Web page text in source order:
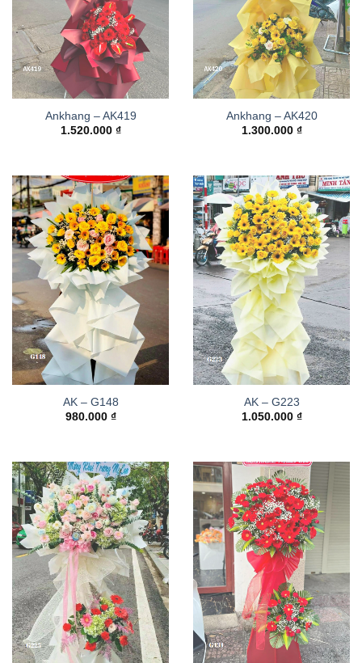
Ankhang – AK419
1.520.000 ₫
Ankhang – AK420
1.300.000 ₫
AK – G148
980.000 ₫
AK – G223
1.050.000 ₫